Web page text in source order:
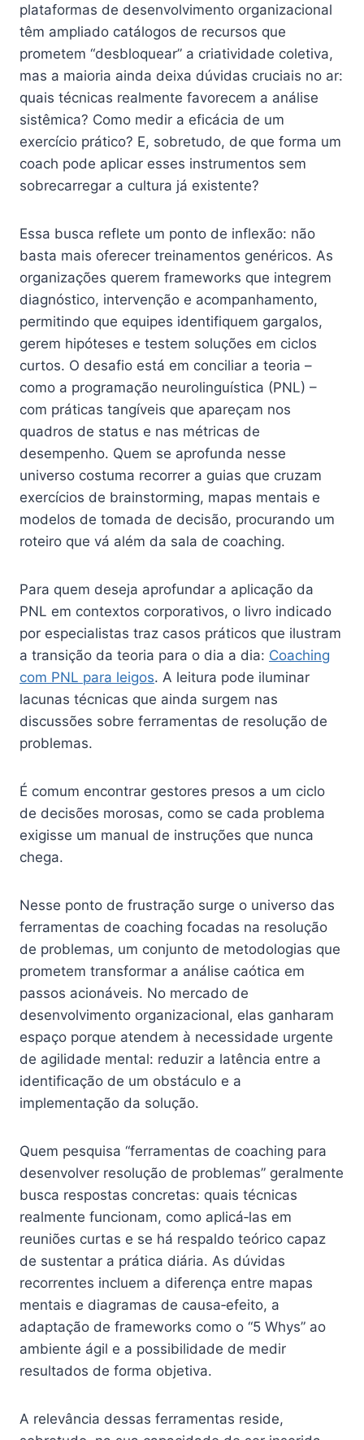
plataformas de desenvolvimento organizacional
têm ampliado catálogos de recursos que
prometem “desbloquear” a criatividade coletiva,
mas a maioria ainda deixa dúvidas cruciais no ar:
quais técnicas realmente favorecem a análise
sistêmica? Como medir a eficácia de um
exercício prático? E, sobretudo, de que forma um
coach pode aplicar esses instrumentos sem
sobrecarregar a cultura já existente?
Essa busca reflete um ponto de inflexão: não
basta mais oferecer treinamentos genéricos. As
organizações querem frameworks que integrem
diagnóstico, intervenção e acompanhamento,
permitindo que equipes identifiquem gargalos,
gerem hipóteses e testem soluções em ciclos
curtos. O desafio está em conciliar a teoria –
como a programação neurolinguística (PNL) –
com práticas tangíveis que apareçam nos
quadros de status e nas métricas de
desempenho. Quem se aprofunda nesse
universo costuma recorrer a guias que cruzam
exercícios de brainstorming, mapas mentais e
modelos de tomada de decisão, procurando um
roteiro que vá além da sala de coaching.
Para quem deseja aprofundar a aplicação da
PNL em contextos corporativos, o livro indicado
por especialistas traz casos práticos que ilustram
a transição da teoria para o dia a dia: Coaching
com PNL para leigos. A leitura pode iluminar
lacunas técnicas que ainda surgem nas
discussões sobre ferramentas de resolução de
problemas.
É comum encontrar gestores presos a um ciclo
de decisões morosas, como se cada problema
exigisse um manual de instruções que nunca
chega.
Nesse ponto de frustração surge o universo das
ferramentas de coaching focadas na resolução
de problemas, um conjunto de metodologias que
prometem transformar a análise caótica em
passos acionáveis. No mercado de
desenvolvimento organizacional, elas ganharam
espaço porque atendem à necessidade urgente
de agilidade mental: reduzir a latência entre a
identificação de um obstáculo e a
implementação da solução.
Quem pesquisa “ferramentas de coaching para
desenvolver resolução de problemas” geralmente
busca respostas concretas: quais técnicas
realmente funcionam, como aplicá‑las em
reuniões curtas e se há respaldo teórico capaz
de sustentar a prática diária. As dúvidas
recorrentes incluem a diferença entre mapas
mentais e diagramas de causa‑efeito, a
adaptação de frameworks como o “5 Whys” ao
ambiente ágil e a possibilidade de medir
resultados de forma objetiva.
A relevância dessas ferramentas reside,